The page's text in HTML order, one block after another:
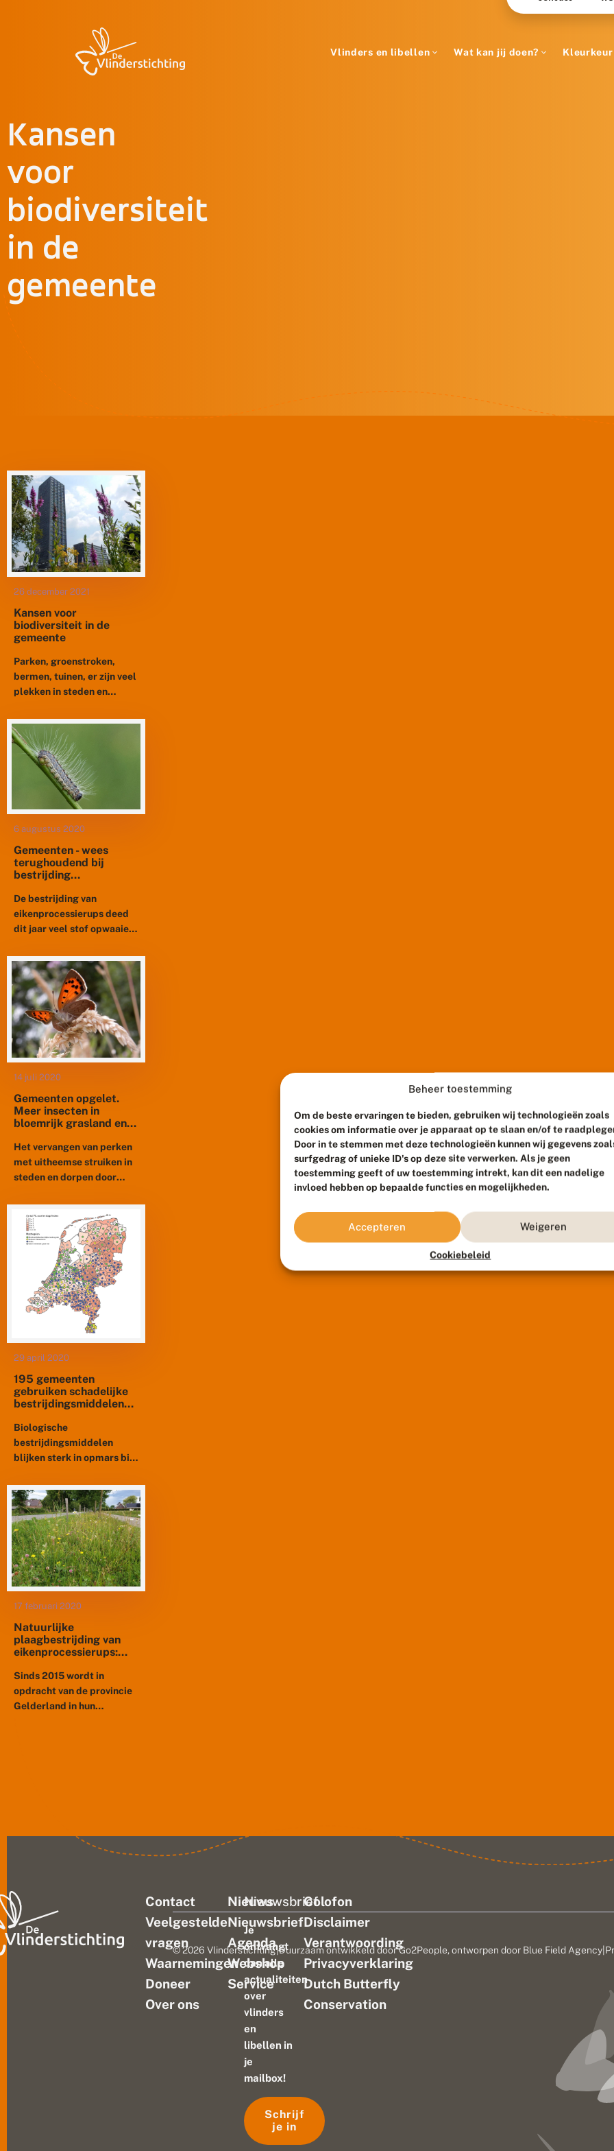
Beheer toestemming
Om de beste ervaringen te bieden, gebruiken wij technologieën zoals
cookies om informatie over je apparaat op te slaan en/of te
Door in te stemmen met deze technologieën kunnen wij gegevens
surfgedrag of unieke ID's op deze site verwerken. Als je geen
toestemming geeft of uw toestemming intrekt, kan dit een nadelige
invloed hebben op bepaalde functies en mogelijkheden.
Accepteren Weigeren
Cookiebeleid
Vlinders en libellen Wat kan jij doen? Kleurkeur
Kansen
voor
biodiversiteit
in de
gemeente
26 december 2021
Kansen voor
biodiversiteit in de
gemeente
Parken, groenstroken,
bermen, tuinen, er zijn veel
plekken in steden en
dieren zich thuis voelen. Er
liggen grote kansen voor
biodiversiteit...
6 augustus 2020
Gemeenten - wees
terughoudend bij
bestrijding
De bestrijding van
eikenprocessierups deed
dit jaar veel stof opwaaien.
Vlinderstichting in juli
heeft gehouden op haar
website blijkt dat...
14 juli 2020
Gemeenten opgelet.
Meer insecten in
bloemrijk grasland en
Het vervangen van perken
met uitheemse struiken in
steden en dorpen door
grasland zorgt voor veel
meer biodiversiteit en het
blijkt ook nog...
29 april 2020
195 gemeenten
gebruiken schadelijke
bestrijdingsmiddelen
eikenprocessierups
Biologische
bestrijdingsmiddelen
blijken sterk in opmars bij
eikenprocessierups. Ruim
de helft van de 355
gemeenten in Nederland
gebruikt
bacteriepreparaten of
aaltjes....
17 februari 2020
Natuurlijke
plaagbestrijding van
eikenprocessierups:
uit Gelderse
wegbermen
Sinds 2015 wordt in
opdracht van de provincie
Gelderland in hun
Contact
Veelgestelde
vragen
Waarnemingen
Doneer
Over ons
Nieuws
Nieuwsbrief
Agenda
Webshop
Service
Colofon
Disclaimer
Verantwoording
Privacyverklaring
Dutch Butterfly
Conservation
Nieuwsbrief
Je
ontvangt
dan alle
actualiteiten
over
vlinders
en
libellen in
je
mailbox!
Schrijf
je in
© 2026 Vlinderstichting|Duurzaam ontwikkeld doorGo2People, ontworpen door Blue Field Agency